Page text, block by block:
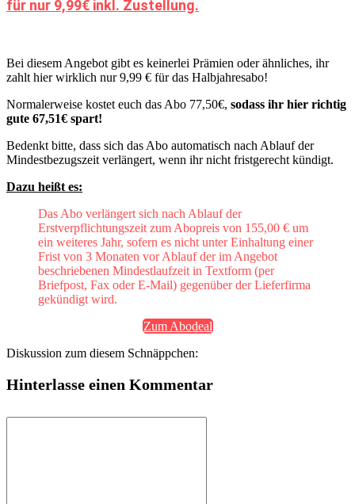
für nur 9,99€ inkl. Zustellung.
Bei diesem Angebot gibt es keinerlei Prämien oder ähnliches, ihr
zahlt hier wirklich nur 9,99 € für das Halbjahresabo!
Normalerweise kostet euch das Abo 77,50€, sodass ihr hier richtig
gute 67,51€ spart!
Bedenkt bitte, dass sich das Abo automatisch nach Ablauf der
Mindestbezugszeit verlängert, wenn ihr nicht fristgerecht kündigt.
Dazu heißt es:
Das Abo verlängert sich nach Ablauf der
Erstverpflichtungszeit zum Abopreis von 155,00 € um
ein weiteres Jahr, sofern es nicht unter Einhaltung einer
Frist von 3 Monaten vor Ablauf der im Angebot
beschriebenen Mindestlaufzeit in Textform (per
Briefpost, Fax oder E-Mail) gegenüber der Lieferfirma
gekündigt wird.
Zum Abodeal
Diskussion zum diesem Schnäppchen:
Hinterlasse einen Kommentar